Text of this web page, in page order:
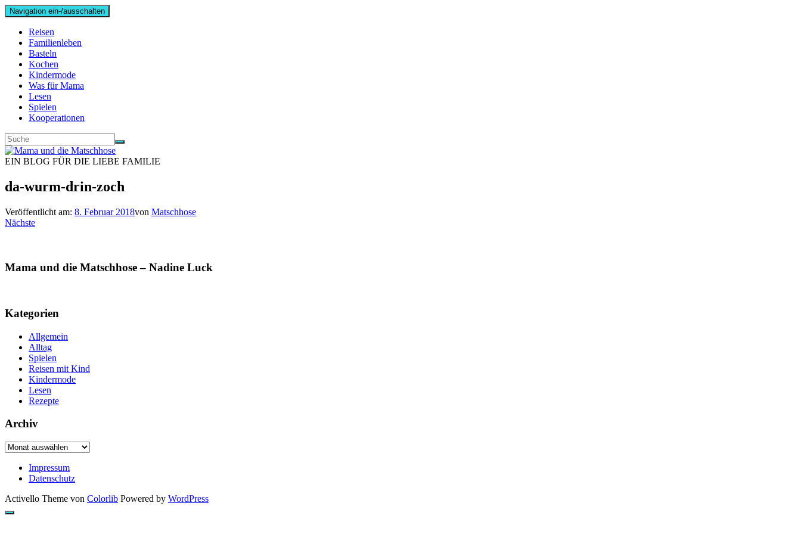
Navigation ein-/ausschalten
Reisen
Familienleben
Basteln
Kochen
Kindermode
Was für Mama
Lesen
Spielen
Kooperationen
EIN BLOG FÜR DIE LIEBE FAMILIE
da-wurm-drin-zoch
Veröffentlicht am: 8. Februar 2018von Matschhose
Nächste
Mama und die Matschhose – Nadine Luck
Kategorien
Allgemein
Alltag
Spielen
Reisen mit Kind
Kindermode
Lesen
Rezepte
Archiv
Archiv
Impressum
Datenschutz
Activello Theme von Colorlib Powered by WordPress